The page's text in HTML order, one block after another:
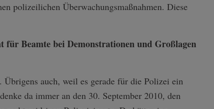
polizeilichen Überwachungsmaßnahmen. Diese
für Beamte bei Demonstrationen und Großlagen
auch, weil es gerade für die Polizei ein
da immer an den 30. September 2010, den